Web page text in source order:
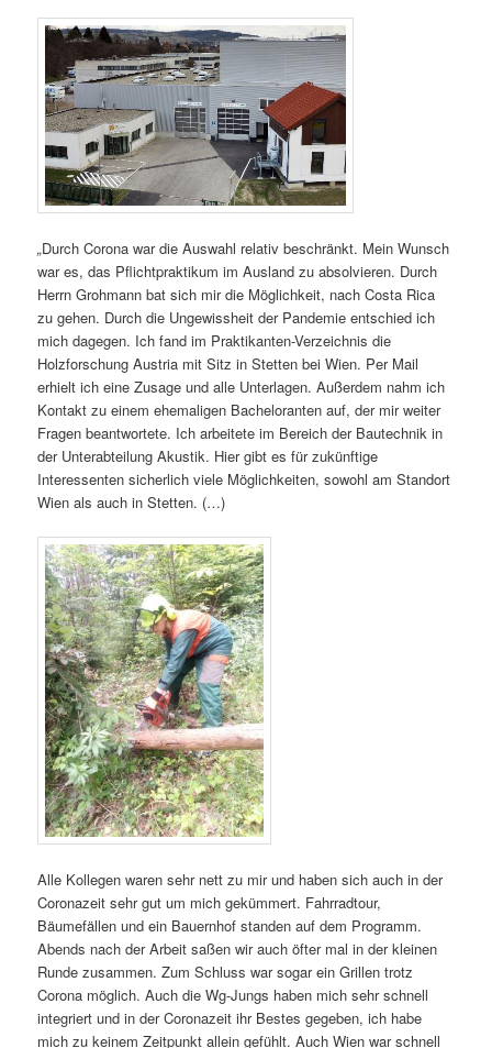
„Durch Corona war die Auswahl relativ beschränkt. Mein Wunsch
war es, das Pflichtpraktikum im Ausland zu absolvieren. Durch
Herrn Grohmann bat sich mir die Möglichkeit, nach Costa Rica
zu gehen. Durch die Ungewissheit der Pandemie entschied ich
mich dagegen. Ich fand im Praktikanten-Verzeichnis die
Holzforschung Austria mit Sitz in Stetten bei Wien. Per Mail
erhielt ich eine Zusage und alle Unterlagen. Außerdem nahm ich
Kontakt zu einem ehemaligen Bacheloranten auf, der mir weiter
Fragen beantwortete. Ich arbeitete im Bereich der Bautechnik in
der Unterabteilung Akustik. Hier gibt es für zukünftige
Interessenten sicherlich viele Möglichkeiten, sowohl am Standort
Wien als auch in Stetten. (…)
Alle Kollegen waren sehr nett zu mir und haben sich auch in der
Coronazeit sehr gut um mich gekümmert. Fahrradtour,
Bäumefällen und ein Bauernhof standen auf dem Programm.
Abends nach der Arbeit saßen wir auch öfter mal in der kleinen
Runde zusammen. Zum Schluss war sogar ein Grillen trotz
Corona möglich. Auch die Wg-Jungs haben mich sehr schnell
integriert und in der Coronazeit ihr Bestes gegeben, ich habe
mich zu keinem Zeitpunkt allein gefühlt. Auch Wien war schnell